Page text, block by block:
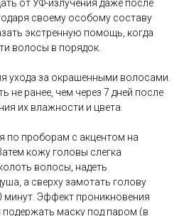
от УФ-излучения даже после
своему особому составу
экстренную помощь, когда
волосы в порядок.
ухода за окрашенными волосами.
не ранее, чем через 7 дней после
их влажности и цвета.
по проборам с акцентом на
кожу головы слегка
волосы, надеть
а сверху замотать голову
минут. Эффект проникновения
подержать маску под паром (в